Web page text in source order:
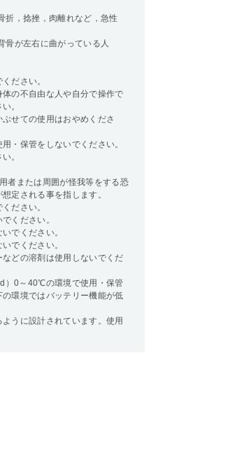
折，捻挫，肉離れなど，急性
骨が左右に曲がっている人
ださい。
体の不自由な人や自分で操作で
。
せての使用はおやめくださ
・保管をしないでください。
。
者または周囲が怪我等をする恐
定される事を指します。
ださい。
ください。
でください。
でください。
などの溶剤は使用しないでくだ
）0～40℃の環境で使用・保管
環境ではバッテリー機能が低
うに設計されています。使用